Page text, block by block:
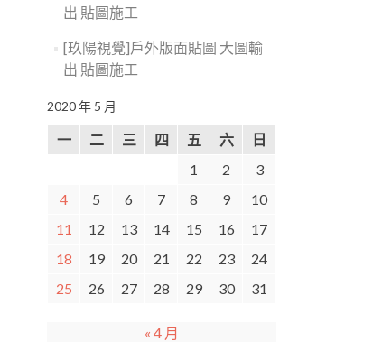
出 貼圖施工
[玖陽視覺]戶外版面貼圖 大圖輸
出 貼圖施工
2020 年 5 月
一 二 三 四 五 六
日
1
2
3
4
5 6 7 8 9
10
11
12 13 14 15 16
17
18
19 20 21 22 23
24
25
26 27 28 29 30 31
« 4 月